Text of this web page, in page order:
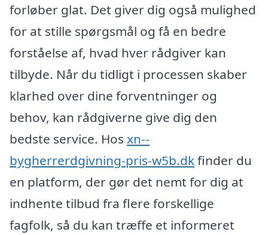
forløber glat. Det giver dig også mulighed
for at stille spørgsmål og få en bedre
forståelse af, hvad hver rådgiver kan
tilbyde. Når du tidligt i processen skaber
klarhed over dine forventninger og
behov, kan rådgiverne give dig den
bedste service. Hos xn--
bygherrerdgivning-pris-w5b.dkfinder du
en platform, der gør det nemt for dig at
indhente tilbud fra flere forskellige
fagfolk, så du kan træffe et informeret